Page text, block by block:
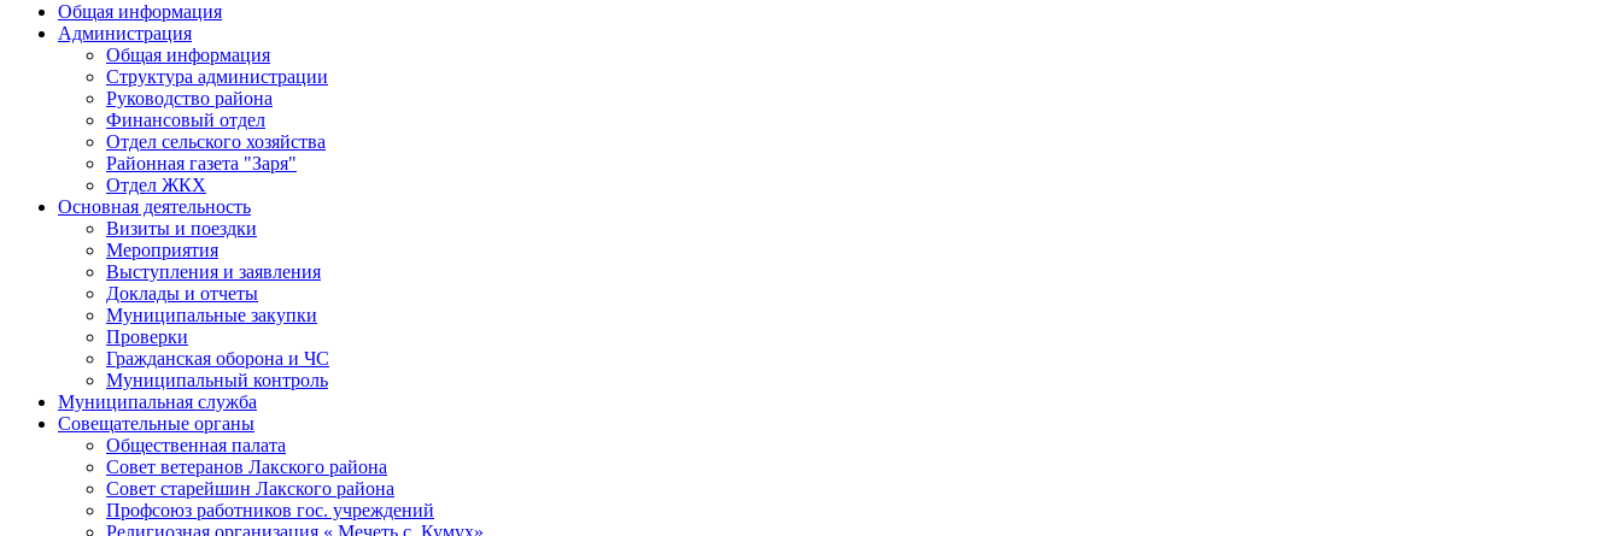
Общая информация
Администрация
Общая информация
Структура администрации
Руководство района
Финансовый отдел
Отдел сельского хозяйства
Районная газета "Заря"
Отдел ЖКХ
Основная деятельность
Визиты и поездки
Мероприятия
Выступления и заявления
Доклады и отчеты
Муниципальные закупки
Проверки
Гражданская оборона и ЧС
Муниципальный контроль
Муниципальная служба
Совещательные органы
Общественная палата
Совет ветеранов Лакского района
Совет старейшин Лакского района
Профсоюз работников гос. учреждений
Религиозная организация « Мечеть с. Кумух»